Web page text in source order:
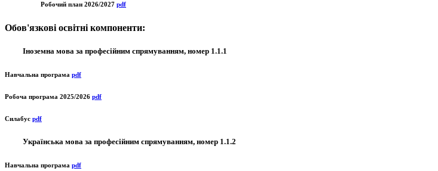
Робочий план 2026/2027 pdf
Обов'язкові освітні компоненти:
Іноземна мова за професійним спрямуванням, номер 1.1.1
Навчальна програма pdf
Робоча програма 2025/2026 pdf
Силабус pdf
Українська мова за професійним спрямуванням, номер 1.1.2
Навчальна програма pdf